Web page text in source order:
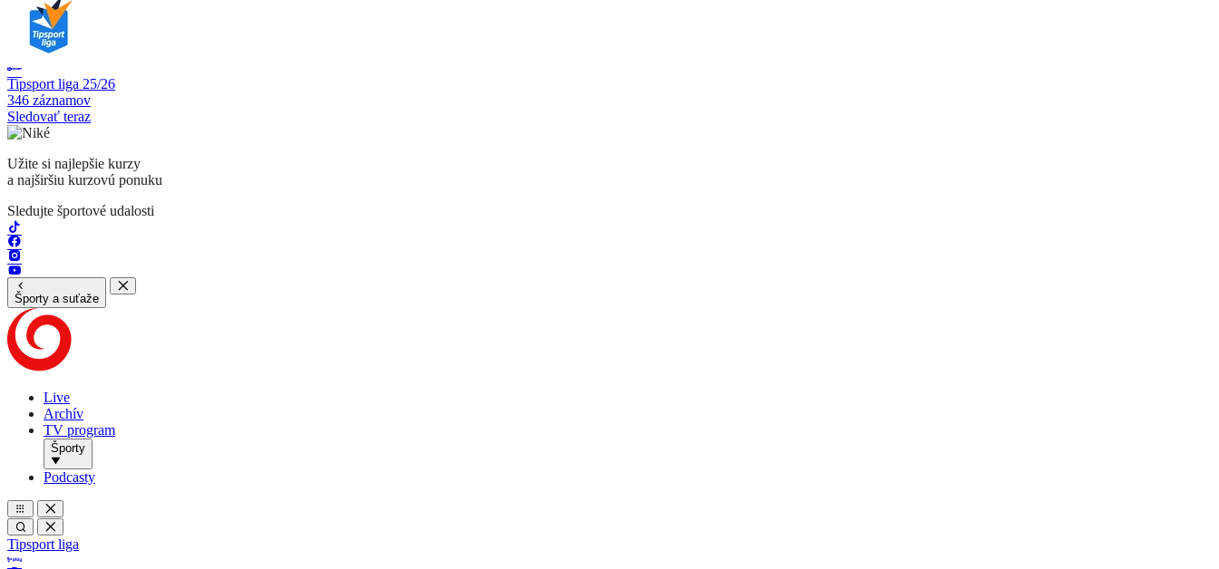
Tipsport liga 25/26
346 záznamov
Sledovať teraz
Užite si najlepšie kurzy
a najširšiu kurzovú ponuku
Sledujte športové udalosti
Športy a suťaže
Live
Archív
TV program
Športy
Podcasty
Tipsport liga